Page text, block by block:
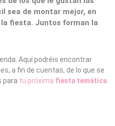
sea de montar mejor, en
fiesta. Juntos forman la
Aquí podréis encontrar
a fin de cuentas, de lo que se
para tu próxima fiesta temática